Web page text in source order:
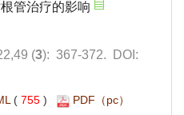
): 367-372. DOI:
755 )